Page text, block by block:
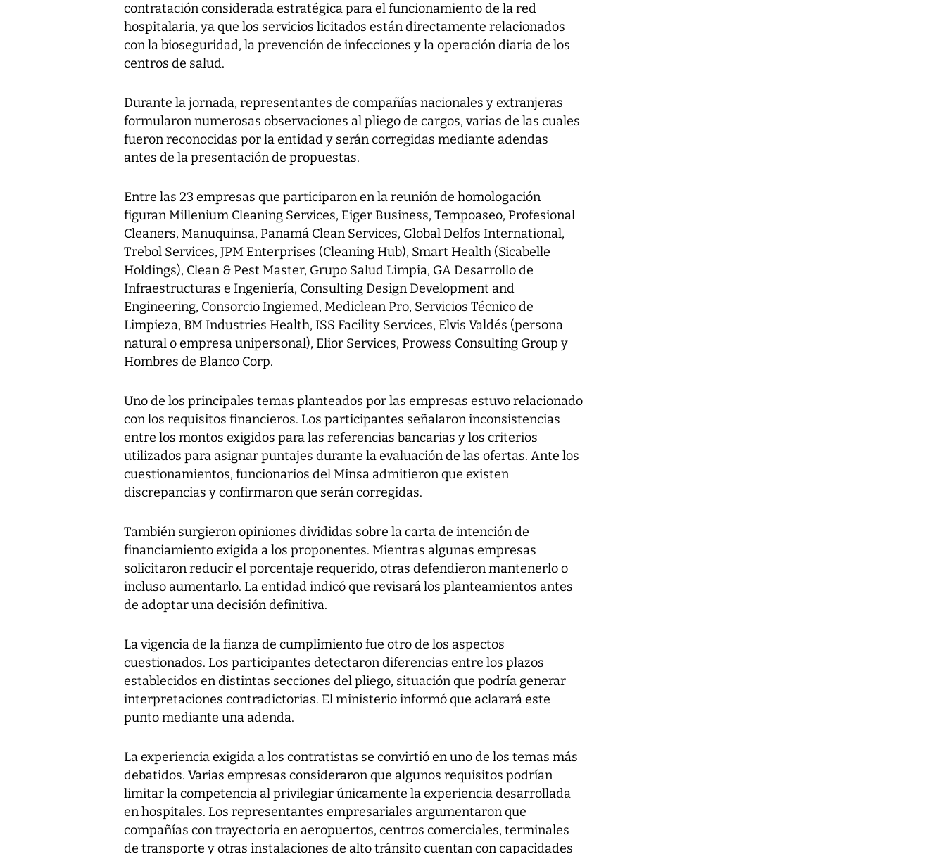
contratación considerada estratégica para el funcionamiento de la red
hospitalaria, ya que los servicios licitados están directamente relacionados
con la bioseguridad, la prevención de infecciones y la operación diaria de los
centros de salud.
Durante la jornada, representantes de compañías nacionales y extranjeras
formularon numerosas observaciones al pliego de cargos, varias de las cuales
fueron reconocidas por la entidad y serán corregidas mediante adendas
antes de la presentación de propuestas.
Entre las 23 empresas que participaron en la reunión de homologación
figuran Millenium Cleaning Services, Eiger Business, Tempoaseo, Profesional
Cleaners, Manuquinsa, Panamá Clean Services, Global Delfos International,
Trebol Services, JPM Enterprises (Cleaning Hub), Smart Health (Sicabelle
Holdings), Clean & Pest Master, Grupo Salud Limpia, GA Desarrollo de
Infraestructuras e Ingeniería, Consulting Design Development and
Engineering, Consorcio Ingiemed, Mediclean Pro, Servicios Técnico de
Limpieza, BM Industries Health, ISS Facility Services, Elvis Valdés (persona
natural o empresa unipersonal), Elior Services, Prowess Consulting Group y
Hombres de Blanco Corp.
Uno de los principales temas planteados por las empresas estuvo relacionado
con los requisitos financieros. Los participantes señalaron inconsistencias
entre los montos exigidos para las referencias bancarias y los criterios
utilizados para asignar puntajes durante la evaluación de las ofertas. Ante los
cuestionamientos, funcionarios del Minsa admitieron que existen
discrepancias y confirmaron que serán corregidas.
También surgieron opiniones divididas sobre la carta de intención de
financiamiento exigida a los proponentes. Mientras algunas empresas
solicitaron reducir el porcentaje requerido, otras defendieron mantenerlo o
incluso aumentarlo. La entidad indicó que revisará los planteamientos antes
de adoptar una decisión definitiva.
La vigencia de la fianza de cumplimiento fue otro de los aspectos
cuestionados. Los participantes detectaron diferencias entre los plazos
establecidos en distintas secciones del pliego, situación que podría generar
interpretaciones contradictorias. El ministerio informó que aclarará este
punto mediante una adenda.
La experiencia exigida a los contratistas se convirtió en uno de los temas más
debatidos. Varias empresas consideraron que algunos requisitos podrían
limitar la competencia al privilegiar únicamente la experiencia desarrollada
en hospitales. Los representantes empresariales argumentaron que
compañías con trayectoria en aeropuertos, centros comerciales, terminales
de transporte y otras instalaciones de alto tránsito cuentan con capacidades